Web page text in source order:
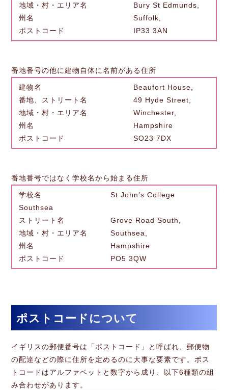
地域・村・エリア名 Bury St Edmunds,
州名 Suffolk,
ポストコード IP33 3AN
番地番号の他に建物自体に名前がある住所
建物名 Beaufort House,
番地、ストリート名 49 Hyde Street,
地域・村・エリア名 Winchester,
州名 Hampshire
ポストコード SO23 7DX
番地番号ではなく学校名から始まる住所
学校名 St John’s College
Southsea
ストリート名 Grove Road South,
地域・村・エリア名 Southsea,
州名 Hampshire
ポストコード PO5 3QW
ポストコードについて
イギリスの郵便番号は「ポストコード」と呼ばれ、郵便物
の配達などの際に住所を定めるのに大事な要素です。ポス
トコードはアルファベットと数字から成り、以下6種類の組
み合わせがあります。